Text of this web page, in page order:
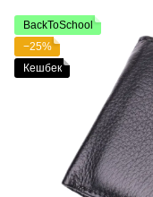
BackToSchool
−25%
Кешбек